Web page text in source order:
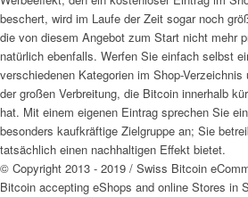
beschert, wird im Laufe der Zeit sogar noch
die von diesem Angebot zum Start nicht mehr
natürlich ebenfalls. Werfen Sie einfach selbst
verschiedenen Kategorien im Shop-
der großen Verbreitung, die Bitcoin innerhalb
hat. Mit einem eigenen Eintrag sprechen Sie
besonders kaufkräftige Zielgruppe an; Sie
tatsächlich einen nachhaltigen Effekt bietet.
© Copyright 2013 - 2019 / Swiss Bitcoin
Bitcoin accepting eShops and online Stores in